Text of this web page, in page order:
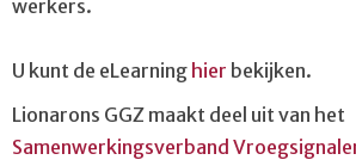
werkers.
U kunt de eLearning hier bekijken.
Lionarons GGZ maakt deel uit van het
Samenwerkingsverband